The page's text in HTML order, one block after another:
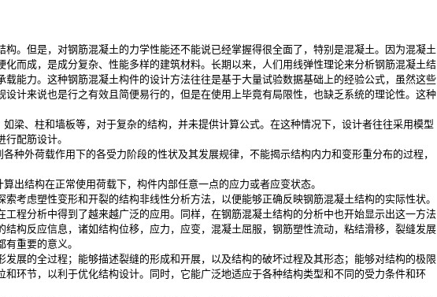
但是，对钢筋混凝土的力学性能还不能说已经掌握得很全面了，特别是混凝土。因为混凝土
而成，是成分复杂、性能多样的建筑材料。长期以来，人们用线弹性理论来分析钢筋混凝土结
能力。这种钢筋混凝土构件的设计方法往往是基于大量试验数据基础上的经验公式，虽然这些
计来说也是行之有效且简便易行的，但是在使用上毕竟有局限性，也缺乏系统的理论性。这种
梁、柱和墙板等，对于复杂的结构，并未提供计算公式。在这种情况下，设计者往往采用模型
配筋设计。
种外荷载作用下的各受力阶段的性状及其发展规律，不能揭示结构内力和变形重分布的过程，
出结构在正常使用荷载下，构件内部任意一点的应力或者应变状态。
虑塑性变形和开裂的结构非线性分析方法，以便能够正确反映钢筋混凝土结构的实际性状。
程分析中得到了越来越广泛的应用。同样，在钢筋混凝土结构的分析中也开始显示出这一方法
构反应信息，诸如结构位移，应力，应变，混凝土屈服，钢筋塑性流动，粘结滑移，裂缝发展
重要的意义。
的全过程；能够描述裂缝的形成和开展，以及结构的破坏过程及其形态；能够对结构的极限
环节，以利于优化结构设计。同时，它能广泛地适应于各种结构类型和不同的受力条件和环